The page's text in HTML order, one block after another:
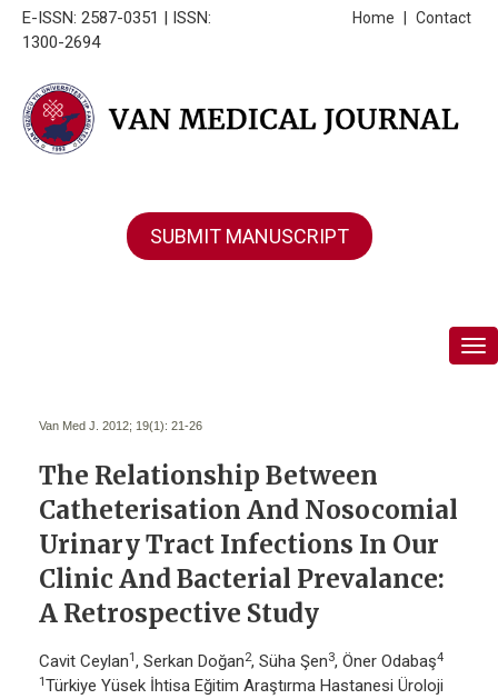
E-ISSN: 2587-0351 | ISSN:
1300-2694
Contact
Home
SUBMIT MANUSCRIPT
Van Med J. 2012; 19(1): 21-26
The Relationship Between
Catheterisation And Nosocomial
Urinary Tract Infections In Our
Clinic And Bacterial Prevalance:
A Retrospective Study
Cavit Ceylan1, Serkan Doğan2, Süha Şen3, Öner Odabaş4
1Türkiye Yüsek İhtisa Eğitim Araştırma Hastanesi Üroloji